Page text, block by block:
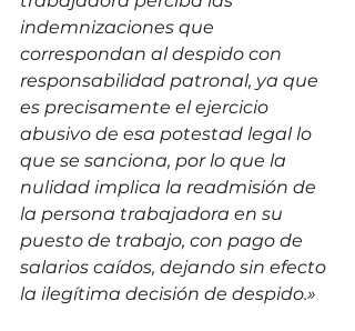
indemnizaciones que
correspondan al despido con
responsabilidad patronal, ya que
es precisamente el ejercicio
abusivo de esa potestad legal lo
que se sanciona, por lo que la
nulidad implica la readmisión de
la persona trabajadora en su
puesto de trabajo, con pago de
salarios caídos, dejando sin efecto
la ilegítima decisión de despido.»